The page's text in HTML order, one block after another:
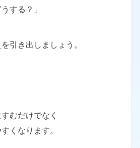
する？」
引き出しましょう。
むだけでなく
くなります。